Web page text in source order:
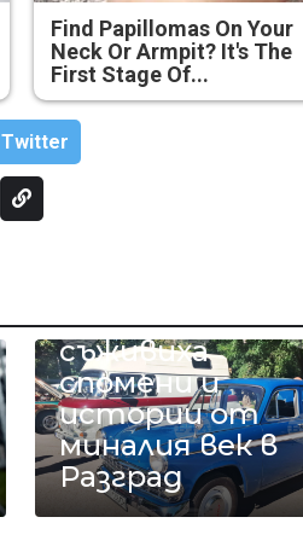
Find Papillomas On Your
Neck Or Armpit? It's The
First Stage Of...
Тwitter
автомобили
съживиха
спомени и
истории от
миналия век в
Разград